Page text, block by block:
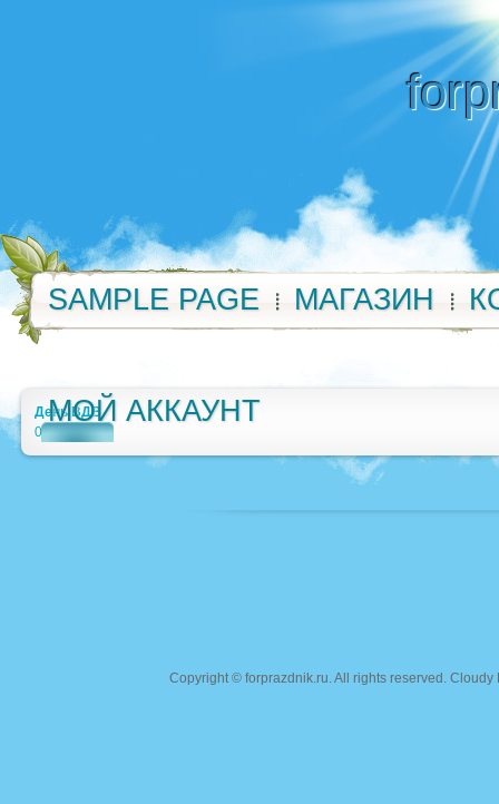
SAMPLE PAGE МАГАЗИН
МОЙ АККАУНТ
День ВДВ
0
Copyright © forprazdnik.ru. All rights reserved.